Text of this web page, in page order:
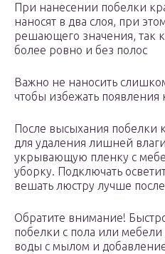
При нанесении побелки
наносят в два слоя, при
решающего значения, так
более ровно и без полос
Важно не наносить
чтобы избежать появления
После высыхания побелки
для удаления лишней
укрывающую пленку с
уборку. Подключать
вешать люстру лучше
Обратите внимание!
побелки с пола или
воды с мылом и